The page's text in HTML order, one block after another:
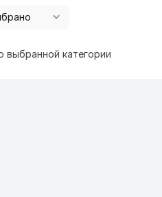
выбранной категории